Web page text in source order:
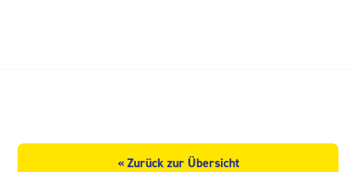
« Zurück zur Übersicht